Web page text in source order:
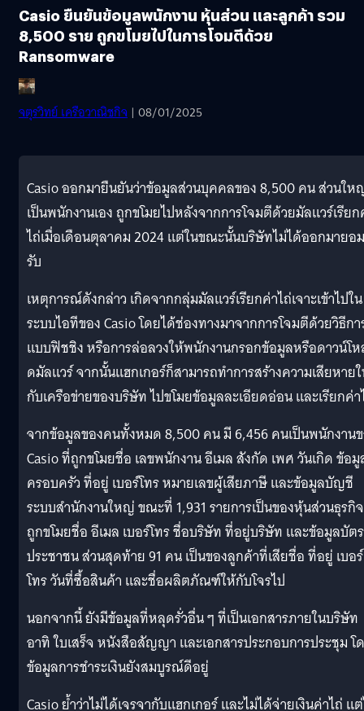
Casio ยืนยันข้อมูลพนักงาน หุ้นส่วน และลูกค้า รวม
8,500 ราย ถูกขโมยไปในการโจมตีด้วย
Ransomware
จตุรวิทย์ เครือวาณิชกิจ | 08/01/2025
Casio ออกมายืนยันว่าข้อมูลส่วนบุคคลของ 8,500 คน ส่วนใ
เป็นพนักงานเอง ถูกขโมยไปหลังจากการโจมตีด้วยมัลแวร์เรีย
ไถ่เมื่อเดือนตุลาคม 2024 แต่ในขณะนั้นบริษัทไม่ได้ออกมายอม
รับ
เหตุการณ์ดังกล่าว เกิดจากกลุ่มมัลแวร์เรียกค่าไถ่เจาะเข้าไปใน
ระบบไอทีของ Casio โดยได้ช่องทางมาจากการโจมตีด้วยวิธีก
แบบฟิชชิง หรือการล่อลวงให้พนักงานกรอกข้อมูลหรือดาวน์โ
ดมัลแวร์ จากนั้นแฮกเกอร์ก็สามารถทำการสร้างความเสียหาย
กับเครือข่ายของบริษัท ไปขโมยข้อมูลละเอียดอ่อน และเรียกค่
จากข้อมูลของคนทั้งหมด 8,500 คน มี 6,456 คนเป็นพนักงาน
Casio ที่ถูกขโมยชื่อ เลขพนักงาน อีเมล สังกัด เพศ วันเกิด ข้อ
ครอบครัว ที่อยู่ เบอร์โทร หมายเลขผู้เสียภาษี และข้อมูลบัญชี
ระบบสำนักงานใหญ่ ขณะที่ 1,931 รายการเป็นของหุ้นส่วนธุรกิ
ถูกขโมยชื่อ อีเมล เบอร์โทร ชื่อบริษัท ที่อยู่บริษัท และข้อมูลบัตร
ประชาชน ส่วนสุดท้าย 91 คน เป็นของลูกค้าที่เสียชื่อ ที่อยู่ เบอร์
โทร วันที่ซื้อสินค้า และชื่อผลิตภัณฑ์ให้กับโจรไป
นอกจากนี้ ยังมีข้อมูลที่หลุดรั่วอื่น ๆ ที่เป็นเอกสารภายในบริษัท
อาทิ ใบเสร็จ หนังสือสัญญา และเอกสารประกอบการประชุม โ
ข้อมูลการชำระเงินยังสมบูรณ์ดีอยู่
Casio ย้ำว่าไม่ได้เจรจากับแฮกเกอร์ และไม่ได้จ่ายเงินค่าไถ่ แ